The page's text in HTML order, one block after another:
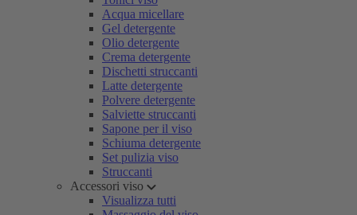
Acqua micellare
Gel detergente
Olio detergente
Crema detergente
Dischetti struccanti
Latte detergente
Polvere detergente
Salviette struccanti
Sapone per il viso
Schiuma detergente
Set pulizia viso
Struccanti
Accessori viso
Visualizza tutti